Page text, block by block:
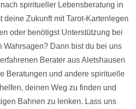
spiritueller Lebensberatung in
deine Zukunft mit Tarot-Kartenlegen
oder benötigst Unterstützung bei
Wahrsagen? Dann bist du bei uns
Berater aus Aletshausen
Beratungen und andere spirituelle
deinen Weg zu finden und
Bahnen zu lenken. Lass uns